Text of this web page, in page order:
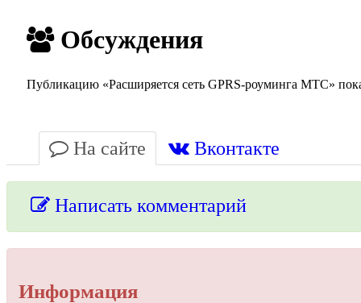
Обсуждения
Публикацию «Расширяется сеть GPRS-роуминга МТС»
На сайте Вконтакте
Написать комментарий
Информация